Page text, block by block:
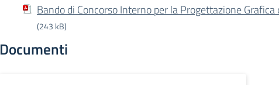
Bando di Concorso Interno per la Progettazione Grafica
(243 kB)
Documenti